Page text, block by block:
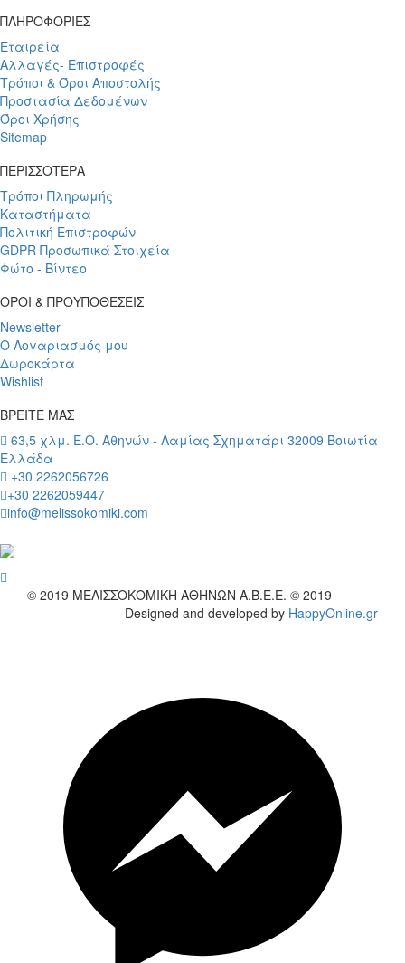
ΠΛΗΡΟΦΟΡΙΕΣ
Εταιρεία
Αλλαγές- Επιστροφές
Τρόποι & Όροι Αποστολής
Προστασία Δεδομένων
Όροι Χρήσης
Sitemap
ΠΕΡΙΣΣΟΤΕΡΑ
Τρόποι Πληρωμής
Καταστήματα
Πολιτική Επιστροφών
GDPR Προσωπικά Στοιχεία
Φώτο - Βίντεο
ΟΡΟΙ & ΠΡΟΥΠΟΘΕΣΕΙΣ
Newsletter
Ο Λογαριασμός μου
Δωροκάρτα
Wishlist
ΒΡΕΙΤΕ ΜΑΣ
63,5 χλμ. Ε.Ο. Αθηνών - Λαμίας Σχηματάρι 32009 Βοιωτία
Ελλάδα
+30 2262056726
+30 2262059447
info@melissokomiki.com
wish
© 2019 ΜΕΛΙΣΣΟΚΟΜΙΚΗ ΑΘΗΝΩΝ Α.Β.Ε.Ε. © 2019
Designed and developed by HappyOnline.gr